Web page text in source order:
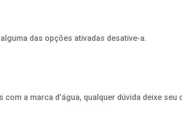
das opções ativadas desative-a.
a marca d’água, qualquer dúvida deixe seu